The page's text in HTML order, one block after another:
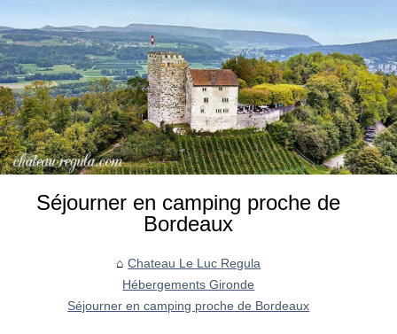
Séjourner en camping proche de
Bordeaux
Chateau Le Luc Regula
Hébergements Gironde
Séjourner en camping proche de Bordeaux